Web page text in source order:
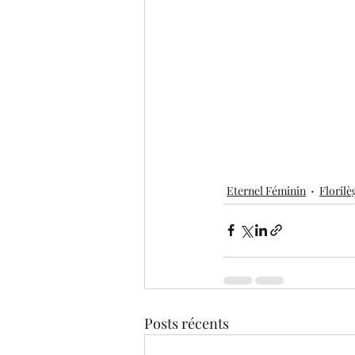
Eternel Féminin
Posts récents